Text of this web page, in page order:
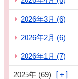
2026年3月 (6)
2026年2月 (6)
2026年1月 (7)
2025年 (69)